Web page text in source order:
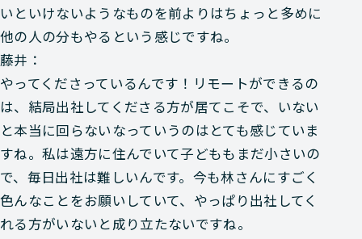
いといけないようなものを前よりはちょっと多めに
他の人の分もやるという感じですね。
藤井：
やってくださっているんです！リモートができるの
は、結局出社してくださる方が居てこそで、いない
と本当に回らないなっていうのはとても感じていま
すね。私は遠方に住んでいて子どももまだ小さいの
で、毎日出社は難しいんです。今も林さんにすごく
色んなことをお願いしていて、やっぱり出社してく
れる方がいないと成り立たないですね。